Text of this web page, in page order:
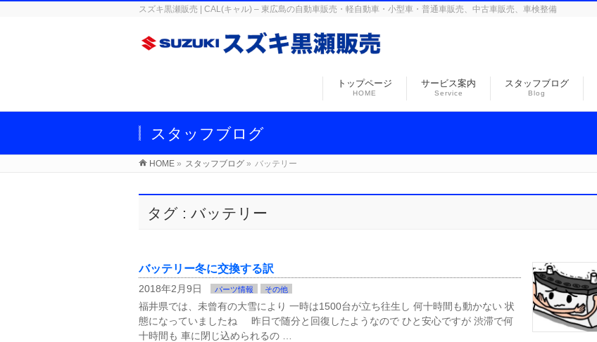
スズキ黒瀬販売 | CAL(キャル) – 東広島の自動車販売・軽自動車・小型車・普通車販売、中古車販売、車検整備
トップページ
HOME
サービス案内
Service
スタッフブログ
Blog
スタッフブログ
HOME » スタッフブログ » バッテリー
タグ : バッテリー
バッテリー冬に交換する訳
2018年2月9日 パーツ情報 その他
福井県では、未曾有の大雪により 一時は1500台が立ち往生し 何十時間も動かない 状
態になっていましたね 昨日で随分と回復したようなので ひと安心ですが 渋滞で何
十時間も 車に閉じ込められるの …